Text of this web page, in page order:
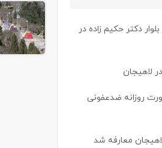
دکتر حکیم زاده در
روزانه ضدعفونی
معارفه شد